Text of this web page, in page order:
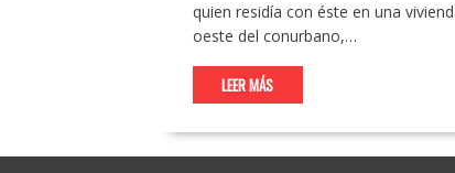
quien residía con éste en una
oeste del conurbano,…
LEER MÁS